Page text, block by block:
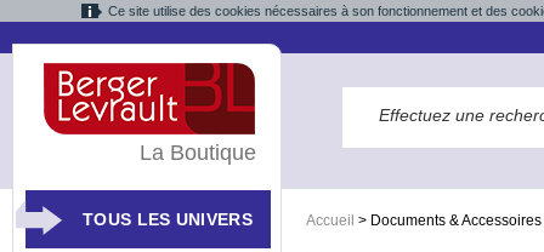
Ce site utilise des cookies nécessaires à son fonctionnement et des
Accueil > Documents & Accessoires
La Boutique
TOUS LES UNIVERS